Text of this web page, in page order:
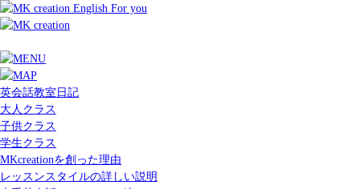
英会話教室日記
大人クラス
子供クラス
学生クラス
MKcreationを創った理由
レッスンスタイルの詳しい説明